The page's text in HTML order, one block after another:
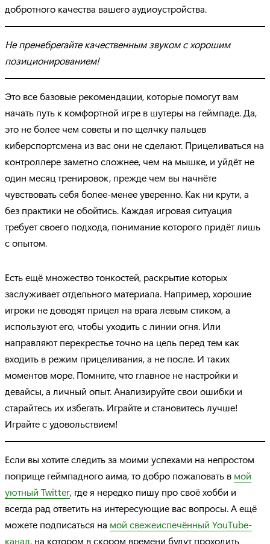
добротного качества вашего аудиоустройства.
Не пренебрегайте качественным звуком с хорошим
позиционированием!
Это все базовые рекомендации, которые помогут вам
начать путь к комфортной игре в шутеры на геймпаде. Да,
это не более чем советы и по щелчку пальцев
киберспортсмена из вас они не сделают. Прицеливаться на
контроллере заметно сложнее, чем на мышке, и уйдёт не
один месяц тренировок, прежде чем вы начнёте
чувствовать себя более-менее уверенно. Как ни крути, а
без практики не обойтись. Каждая игровая ситуация
требует своего подхода, понимание которого придёт лишь
с опытом.
Есть ещё множество тонкостей, раскрытие которых
заслуживает отдельного материала. Например, хорошие
игроки не доводят прицел на врага левым стиком, а
используют его, чтобы уходить с линии огня. Или
направляют перекрестье точно на цель перед тем как
входить в режим прицеливания, а не после. И таких
моментов море. Помните, что главное не настройки и
девайсы, а личный опыт. Анализируйте свои ошибки и
старайтесь их избегать. Играйте и становитесь лучше!
Играйте с удовольствием!
Если вы хотите следить за моими успехами на непростом
поприще геймпадного аима, то добро пожаловать в мой
уютный Twitter, где я нередко пишу про своё хобби и
всегда рад ответить на интересующие вас вопросы. А ещё
можете подписаться на мой свежеиспечённый YouTube-
канал, на котором в скором времени будут проходить